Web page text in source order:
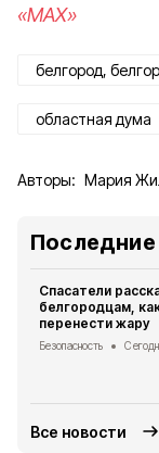
«MAX»
белгород,
областная дума
Авторы: Мария
Последние
Спасатели
белгородцам,
перенести жару
Безопасность
Все новости